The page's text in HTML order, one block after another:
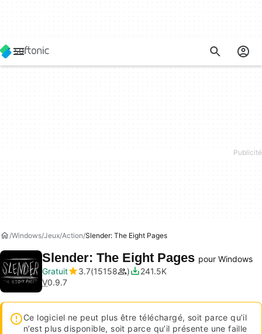
Windows Jeux Action Slender: The Eight Pages
Slender: The Eight Pages pour Windows
Gratuit
3.7 15158
241.5K
V0.9.7
Ce logiciel ne peut plus être téléchargé, soit parce qu’il
n’est plus disponible, soit parce qu’il présente une faille